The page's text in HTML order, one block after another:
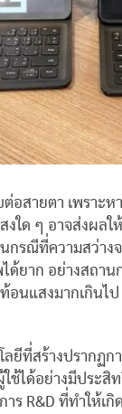
อสายตา เพราะ
ใด ๆ อาจส่งผล
นกรณีที่ความสว่า
ยาก อย่างสถาน
แสงมากเกินไป
ยีที่สร้างปรากฏก
ช้ได้อย่างมีประ
าร R&D ที่ทำให้เกิ